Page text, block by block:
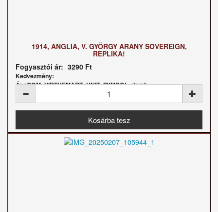
1914, ANGLIA, V. GYÖRGY ARANY SOVEREIGN,
REPLIKA!
Fogyasztói ár: 3290 Ft
Kedvezmény:
Ár / COM_VIRTUEMART_UNIT_SYMBOL_darab: